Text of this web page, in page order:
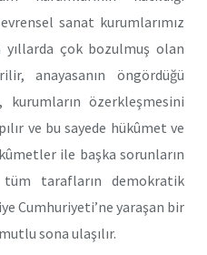
sanat kurumlarımız
yıllarda çok bozulmuş olan
anayasanın öngördüğü
özerkleşmesini
ve bu sayede hükûmet ve
ile başka sorunların
tüm tarafların demokratik
Cumhuriyeti’ne yaraşan bir
sona ulaşılır.